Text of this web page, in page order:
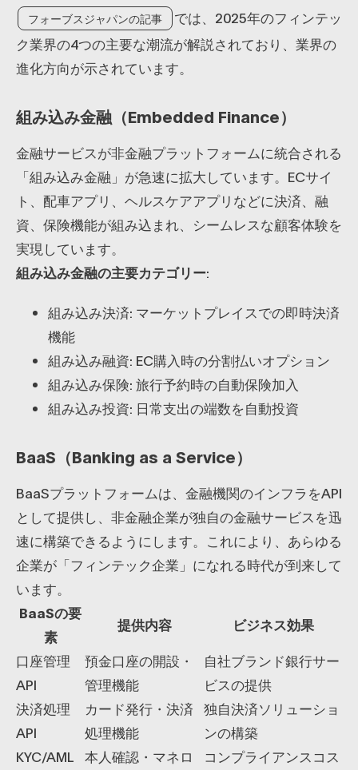
フォーブスジャパンの記事
では、2025年のフィンテッ
ク業界の4つの主要な潮流が解説されており、業界の
進化方向が示されています。
組み込み金融（Embedded Finance）
金融サービスが非金融プラットフォームに統合される
「組み込み金融」が急速に拡大しています。ECサイ
ト、配車アプリ、ヘルスケアアプリなどに決済、融
資、保険機能が組み込まれ、シームレスな顧客体験を
実現しています。
組み込み金融の主要カテゴリー:
組み込み決済: マーケットプレイスでの即時決済
機能
組み込み融資: EC購入時の分割払いオプション
組み込み保険: 旅行予約時の自動保険加入
組み込み投資: 日常支出の端数を自動投資
BaaS（Banking as a Service）
BaaSプラットフォームは、金融機関のインフラをAPI
として提供し、非金融企業が独自の金融サービスを迅
速に構築できるようにします。これにより、あらゆる
企業が「フィンテック企業」になれる時代が到来して
います。
BaaSの要
素
提供内容
ビジネス効果
口座管理
API
預金口座の開設・
管理機能
自社ブランド銀行サー
ビスの提供
決済処理
API
カード発行・決済
処理機能
独自決済ソリューショ
ンの構築
KYC/AML
本人確認・マネロ
コンプライアンスコス